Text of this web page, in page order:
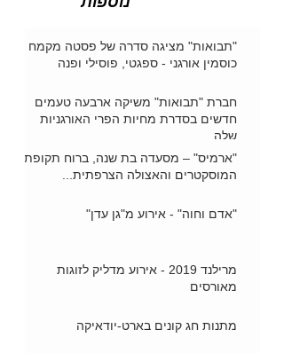
"תבואות" מציגה סדרה של פסטה מקמח
כוסמין אורגני - ספגטי, פוסילי ופנה
חברת "תבואות" משיקה ארבעה טעמים
חדשים בסדרת מחיות הפרי האורגניות
שלה
"ארמיס" – מסעדה בת שנה, ברוח תקופת
המוסקטרים והאצולה הצרפתית...
"אדם וחוה" - אירוע מ"גן עדן"
מרילנד 2019 - אירוע מדליק לזוגות
מאורסים
מתנות חג קונים בארט-יודאיקה